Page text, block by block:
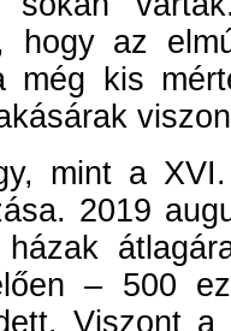
mint a
2019
házak– 500
Viszont
810 ezer Ft/
560 ezer Ft/